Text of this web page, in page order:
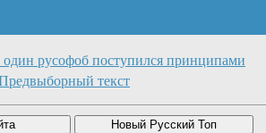
русофоб поступился принципами
текст